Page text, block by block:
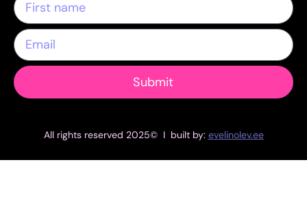
Submit
All rights reserved 2025© I built by: evelinolev.ee